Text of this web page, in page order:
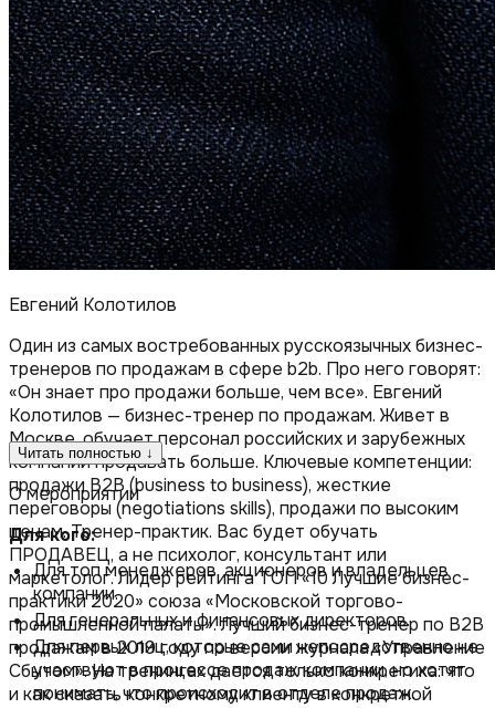
Евгений Колотилов
Один из самых востребованных русскоязычных бизнес-
тренеров по продажам в сфере b2b. Про него говорят:
«Он знает про продажи больше, чем все». Евгений
Колотилов — бизнес-тренер по продажам. Живет в
Москве, обучает персонал российских и зарубежных
компаний продавать больше. Ключевые компетенции:
продажи B2B (business to business), жесткие
переговоры (negotiations skills), продажи по высоким
ценам. Тренер-практик. Вас будет обучать
ПРОДАВЕЦ, а не психолог, консультант или
маркетолог. Лидер рейтинга ТОП «10 Лучшие бизнес-
практики 2020» союза «Московской торгово-
промышленной палаты». Лучший бизнес-тренер по B2B
продажам в 2019 году по версии журнала «Управление
Сбытом». На тренингах дается только конкретика: что
и как сказать конкретному клиенту в конкретной
Читать полностью ↓
О мероприятии
Для кого:
Для топ менеджеров, акционеров и владельцев
компании.
Для генеральных и финансовых директоров.
Для первых лиц, которые сами непосредственно не
участвуют в процессе продаж компании, но хотят
понимать, что происходит в отделе продаж.